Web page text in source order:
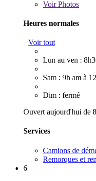
VoirPhotos
Heures normales
Voir tout
Lun au ven :
Sam : 9h am à
Dim : fermé
Ouvert aujourd'hui de
Services
Camions de
Remorques et
6